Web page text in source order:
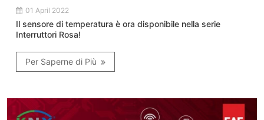
01 April 2022
Il sensore di temperatura è ora disponibile nella serie
Interruttori Rosa!
Per Saperne di Più